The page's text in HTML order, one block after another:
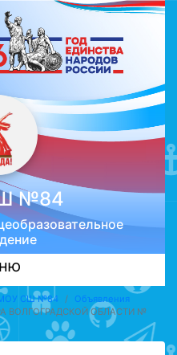
№84
МОУ CШ №84
Объявления
ВОЛГОГРАДСКОЙ ОБЛАСТИ №